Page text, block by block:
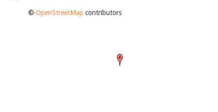
+−
©OpenStreetMap contributors